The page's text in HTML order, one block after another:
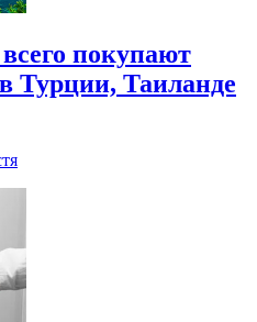
покупают
Турции, Таиланде